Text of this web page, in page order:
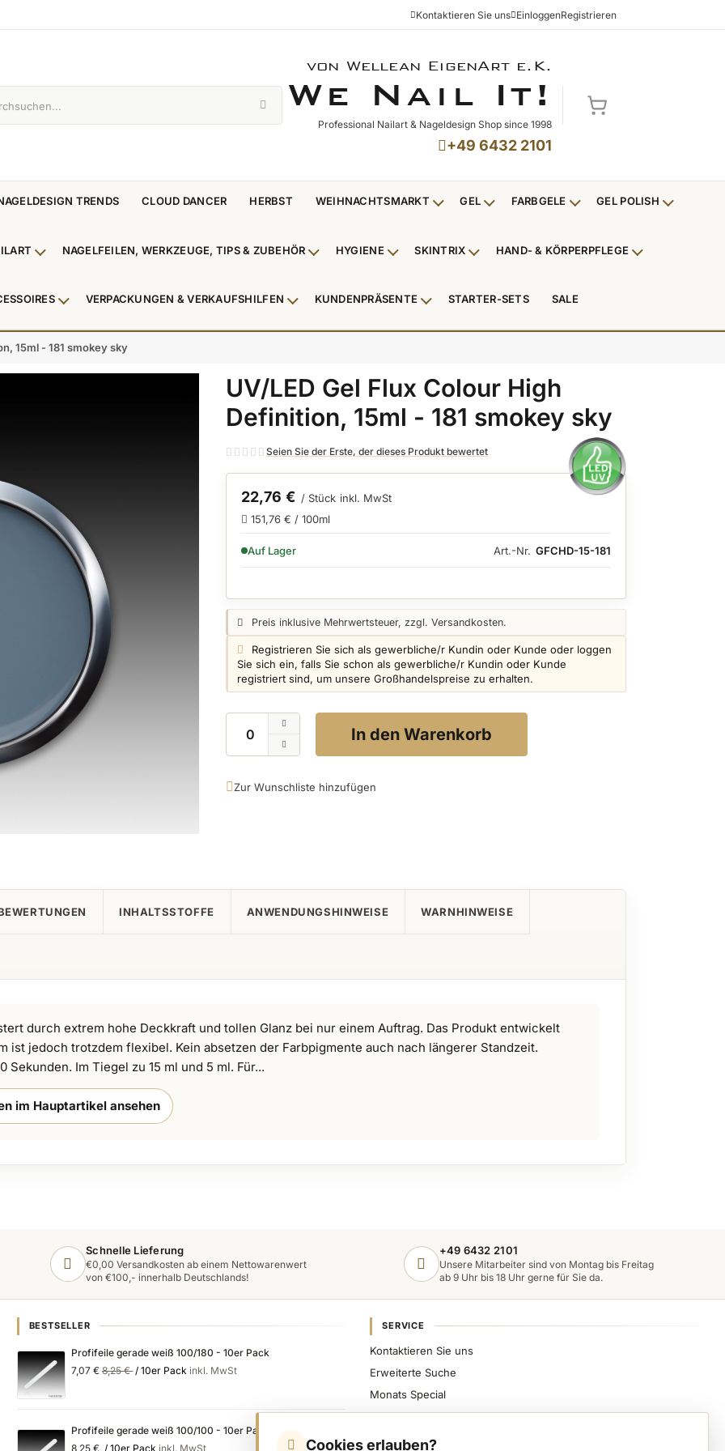
Cookies erlauben?
Kontaktieren Sie uns EinloggenRegistrieren
von Wellean EigenArt e.K.
WE NAIL IT!
W E N AIL I T !
Professional Nailart & Nageldesign Shop since 1998
+49 6432 2101
Mein Warenkorb
TRENDS CLOUD DANCER HERBST WEIHNACHTSMARKT Untermenü Weihnachtsmarkt anzeigen
GEL Untermenü Gel anzeigen
FARBGELE Untermenü Farbgele
GEL POLISH
Nagellack & Flüssigkeiten anzeigen
Untermenü NailArt anzeigen
NAGELFEILEN, WERKZEUGE, TIPS & ZUBEHÖR Untermenü Nagelfeilen, Werkzeuge, Tips & Zubehör anzeigen
HYGIENE Untermenü Hygiene anzeigen
SKINTRIX Untermenü Skintrix anzeigen
HAND- & KÖRPERPFLEGE Untermenü
& Zehenringe anzeigen
Untermenü Beauty Accessoires anzeigen
VERPACKUNGEN & VERKAUFSHILFEN Untermenü Verpackungen & Verkaufshilfen anzeigen
KUNDENPRÄSENTE Untermenü Kundenpräsente anzeigen
STARTER-SETS SALE
15ml - 181 smokey sky
UV/LED Gel Flux Colour High
Definition, 15ml - 181 smokey sky
Seien Sie der Erste, der dieses Produkt bewertet
22,76 € / Stück inkl. MwSt
151,76 € / 100ml
VERFÜGBARKEIT:
Auf Lager Art.-Nr. GFCHD-15-181
Preisangabe:
Preis inklusive Mehrwertsteuer, zzgl. Versandkosten.
Login info:
Registrieren Sie sich als gewerbliche/r Kundin oder Kunde oder loggen
Sie sich ein, falls Sie schon als gewerbliche/r Kundin oder Kunde
registriert sind, um unsere Großhandelspreise zu erhalten.
In den Warenkorb
Zur Wunschliste hinzufügen
durch extrem hohe Deckkraft und tollen Glanz bei nur einem Auftrag. Das Produkt entwickelt
ist jedoch trotzdem flexibel. Kein absetzen der Farbpigmente auch nach längerer Standzeit.
Sekunden. Im Tiegel zu 15 ml und 5 ml. Für...
im Hauptartikel ansehen
INHALTSSTOFFE ANWENDUNGSHINWEISE WARNHINWEISE
Schnelle Lieferung
€0,00 Versandkosten ab einem Nettowarenwert
von €100,- innerhalb Deutschlands!
+49 6432 2101
Unsere Mitarbeiter sind von Montag bis Freitag
ab 9 Uhr bis 18 Uhr gerne für Sie da.
BESTSELLER
Profifeile gerade weiß 100/180 - 10er Pack
Special
Price
7,07 € Regular
Price
8,25 € / 10er Pack inkl. MwSt
Profifeile gerade weiß 100/100 - 10er Pack
8,25 € / 10er Pack inkl. MwSt
SERVICE
Kontaktieren Sie uns
Erweiterte Suche
Monats Special
erhalten.